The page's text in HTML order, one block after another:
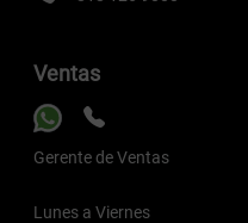
Ventas
Gerente de Ventas
Lunes a Viernes